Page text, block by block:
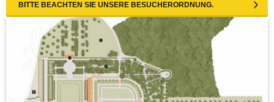
BITTE BEACHTEN SIE UNSERE BESUCHERORDNUNG.